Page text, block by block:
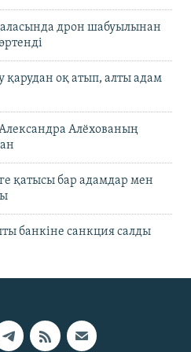
дрон шабуылынан
қарудан оқ атып, алты адам
Алёхованың
қатысы бар адамдар мен
банкіне санкция салды